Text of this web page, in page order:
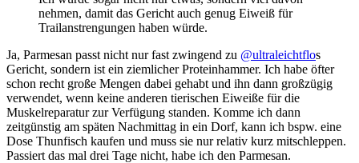
nehmen, damit das Gericht auch genug Eiweiß für
Trailanstrengungen haben würde.
Ja, Parmesan passt nicht nur fast zwingend zu @ultraleichtflos
Gericht, sondern ist ein ziemlicher Proteinhammer. Ich habe öfter
schon recht große Mengen dabei gehabt und ihn dann großzügig
verwendet, wenn keine anderen tierischen Eiweiße für die
Muskelreparatur zur Verfügung standen. Komme ich dann
zeitgünstig am späten Nachmittag in ein Dorf, kann ich bspw. eine
Dose Thunfisch kaufen und muss sie nur relativ kurz mitschleppen.
Passiert das mal drei Tage nicht, habe ich den Parmesan.